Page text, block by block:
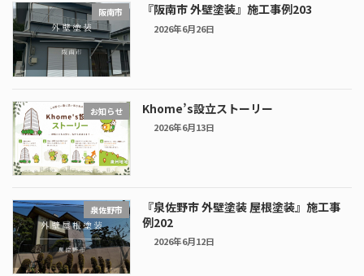
阪南市 『阪南市 外壁塗装』施工事例203
2026年6月26日
お知らせ Khome’s設立ストーリー
2026年6月13日
泉佐野市
『泉佐野市 外壁塗装 屋根塗装』施工事
例202
2026年6月12日